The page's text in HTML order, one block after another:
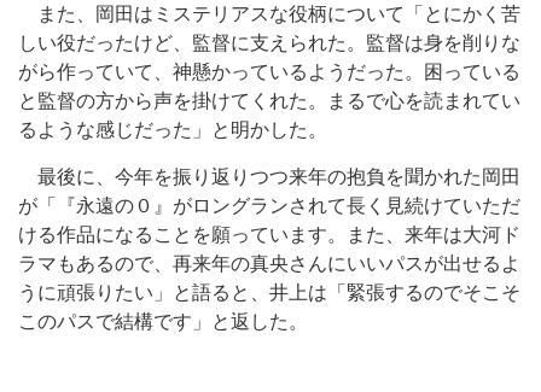
また、岡田はミステリアスな役柄について「とにかく苦
しい役だったけど、監督に支えられた。監督は身を削りな
がら作っていて、神懸かっているようだった。困っている
と監督の方から声を掛けてくれた。まるで心を読まれてい
るような感じだった」と明かした。
最後に、今年を振り返りつつ来年の抱負を聞かれた岡田
が「『永遠の０』がロングランされて長く見続けていただ
ける作品になることを願っています。また、来年は大河ド
ラマもあるので、再来年の真央さんにいいパスが出せるよ
うに頑張りたい」と語ると、井上は「緊張するのでそこそ
このパスで結構です」と返した。